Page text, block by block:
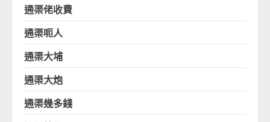
通渠佬收費
通渠呃人
通渠大埔
通渠大炮
通渠幾多錢